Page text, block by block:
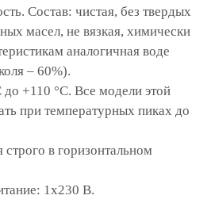
Состав: чистая, без твердых
масел, не вязкая, химически
аналогичная воде
– 60%).
+110 °С. Все модели этой
при температурных пиках до
в горизонтальном
1x230 В.